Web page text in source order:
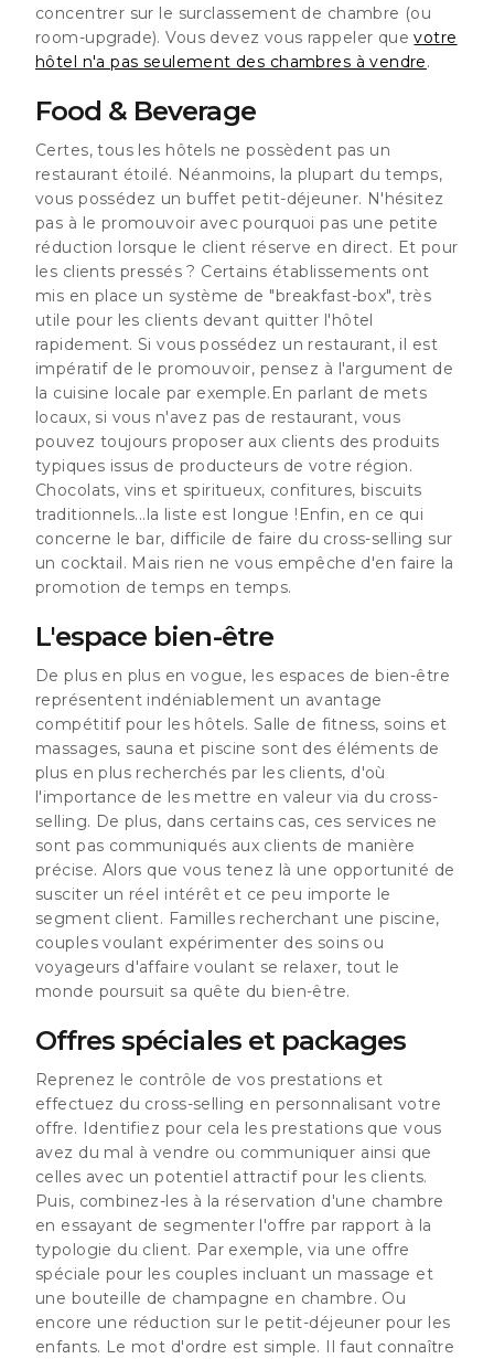
concentrer sur le surclassement de chambre (ou
room-upgrade). Vous devez vous rappeler quevotre
hôtel n'a pas seulement des chambres à vendre.
Food & Beverage
Certes, tous les hôtels ne possèdent pas un
restaurant étoilé. Néanmoins, la plupart du temps,
vous possédez un buffet petit-déjeuner. N'hésitez
pas à le promouvoir avec pourquoi pas une petite
réduction lorsque le client réserve en direct. Et pour
les clients pressés ? Certains établissements ont
mis en place un système de "breakfast-box", très
utile pour les clients devant quitter l'hôtel
rapidement. Si vous possédez un restaurant, il est
impératif de le promouvoir, pensez à l'argument de
la cuisine locale par exemple.En parlant de mets
locaux, si vous n'avez pas de restaurant, vous
pouvez toujours proposer aux clients des produits
typiques issus de producteurs de votre région.
Chocolats, vins et spiritueux, confitures, biscuits
traditionnels...la liste est longue !Enfin, en ce qui
concerne le bar, difficile de faire du cross-selling sur
un cocktail. Mais rien ne vous empêche d'en faire la
promotion de temps en temps.
L'espace bien-être
De plus en plus en vogue, les espaces de bien-être
représentent indéniablement un avantage
compétitif pour les hôtels. Salle de fitness, soins et
massages, sauna et piscine sont des éléments de
plus en plus recherchés par les clients, d'où
l'importance de les mettre en valeur via du cross-
selling. De plus, dans certains cas, ces services ne
sont pas communiqués aux clients de manière
précise. Alors que vous tenez là une opportunité de
susciter un réel intérêt et ce peu importe le
segment client. Familles recherchant une piscine,
couples voulant expérimenter des soins ou
voyageurs d'affaire voulant se relaxer, tout le
monde poursuit sa quête du bien-être.
Offres spéciales et packages
Reprenez le contrôle de vos prestations et
effectuez du cross-selling en personnalisant votre
offre. Identifiez pour cela les prestations que vous
avez du mal à vendre ou communiquer ainsi que
celles avec un potentiel attractif pour les clients.
Puis, combinez-les à la réservation d'une chambre
en essayant de segmenter l'offre par rapport à la
typologie du client. Par exemple, via une offre
spéciale pour les couples incluant un massage et
une bouteille de champagne en chambre. Ou
encore une réduction sur le petit-déjeuner pour les
enfants. Le mot d'ordre est simple. Il faut connaître